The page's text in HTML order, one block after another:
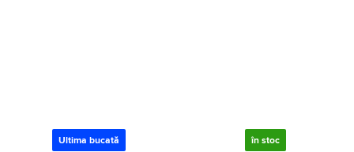
Ultima bucată în stoc